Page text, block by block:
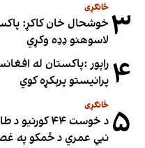
۳ ځانګړی
خوشحال خان کاکړ:
لاسوهنو ډډه وکړي
۴ راپور :پاکستان له
پرانیستو پرېکړه کوي
۵ ځانګړی
د خوست ۴۴
نبي عمري د ځمکو په